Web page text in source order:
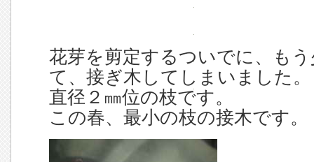
花芽を剪定するついでに、も
て、接ぎ木してしまいました。
直径２㎜位の枝です。
この春、最小の枝の接木です。